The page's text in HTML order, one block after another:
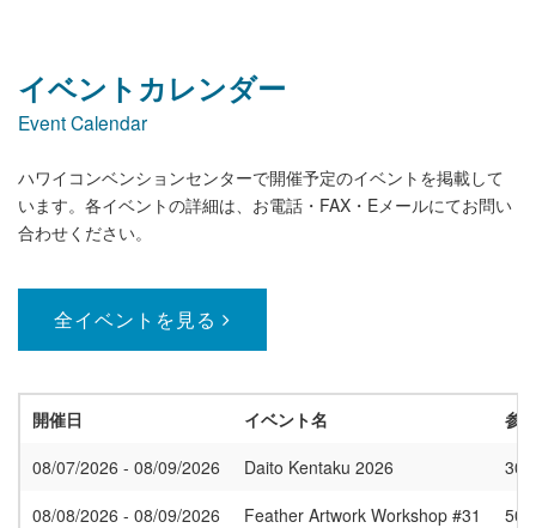
イベントカレンダー
Event Calendar
ハワイコンベンションセンターで開催予定のイベントを掲載して
います。各イベントの詳細は、お電話・FAX・Eメールにてお問い
合わせください。
全イベントを見る
開催日 イベント名
参
08/07/2026 - 08/09/2026
Daito Kentaku 2026
08/08/2026 - 08/09/2026
Feather Artwork Workshop #31
50